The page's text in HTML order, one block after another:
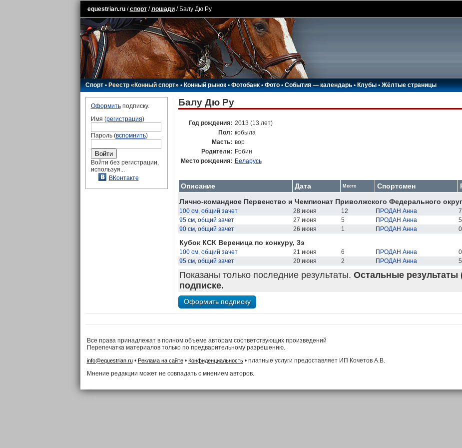
equestrian.ru/спорт/лошади/ Балу Дю Ру
Спорт•Реестр «Конный спорт»•Конный рынок•Фотобанк •Фото•События — календарь•Клубы •Жёлтые страницы
Оформитьподписку.
Имя (регистрация)
Пароль (вспомнить)
Войти без регистрации,
используя...
ВКонтакте
Балу Дю Ру
Год рождения: 2013 (13 лет)
Пол: кобыла
Масть: вор
Родители: Робин
Место рождения: Беларусь
Описание Дата Место Спортсмен
Лично-командное Первенство и Чемпионат Приволжского Федерального
100 см, общий зачет 28 июня 12 ПРОДАН Анна
95 см, общий зачет
27 июня 5 ПРОДАН Анна
90 см, общий зачет
26 июня 1 ПРОДАН Анна
Кубок КСК Вереница по конкуру, 3э
100 см, общий зачет 21 июня 6 ПРОДАН Анна
95 см, общий зачет
20 июня 2 ПРОДАН Анна
Показаны только последние результаты. Остальные результаты
подписке.
Все права принадлежат в полном объеме авторам соответствующих произведений
Перепечатка материалов только по предварительному разрешению.
info@equestrian.ru• Реклама на сайте• Конфиденциальность• платные услуги предоставляет ИП Кочетов А.В.
Мнение редакции может не совпадать с мнением авторов.